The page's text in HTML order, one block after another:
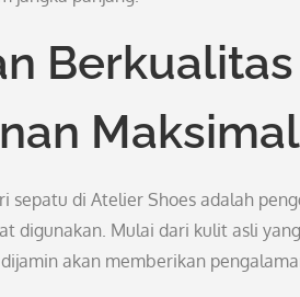
Maksimal
sepatu di Atelier Shoes adalah
digunakan. Mulai dari kulit asli
akan memberikan